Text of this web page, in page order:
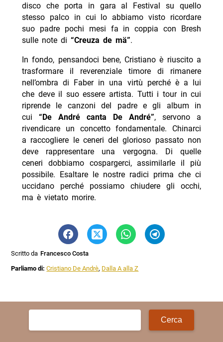
disco che porta in gara al Festival su quello
stesso palco in cui lo abbiamo visto ricordare
suo padre pochi mesi fa in coppia con Bresh
sulle note di “Creuza de mä”.
In fondo, pensandoci bene, Cristiano è riuscito a
trasformare il reverenziale timore di rimanere
nell’ombra di Faber in una virtù perché è a lui
che deve il suo essere artista. Tutti i tour in cui
riprende le canzoni del padre e gli album in
cui “De André canta De André”, servono a
rivendicare un concetto fondamentale. Chinarci
a raccogliere le ceneri del glorioso passato non
deve rappresentare una vergogna. Di quelle
ceneri dobbiamo cospargerci, assimilarle il più
possibile. Esaltare le nostre radici prima che ci
uccidano perché possiamo chiudere gli occhi,
ma è vietato morire.
Scritto da Francesco Costa
Parliamo di:Cristiano De Andrè, Dalla A alla Z
Ricerca